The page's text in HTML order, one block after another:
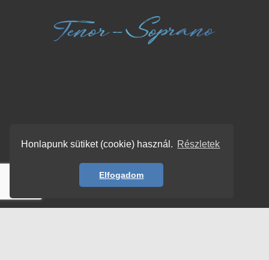
Honlapunk sütiket (cookie) használ. Részletek
Elfogadom